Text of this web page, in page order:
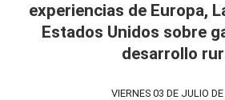
experiencias de Europa,
Estados Unidos sobre
desarrollo
VIERNES 03 DE JULIO